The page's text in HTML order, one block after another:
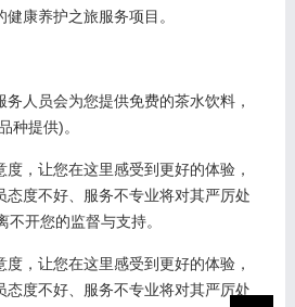
康养护之旅服务项目。
人员会为您提供免费的茶水饮料，
种提供)。
，让您在这里感受到更好的体验，
态度不好、服务不专业将对其严厉处
开您的监督与支持。
，让您在这里感受到更好的体验，
态度不好、服务不专业将对其严厉处